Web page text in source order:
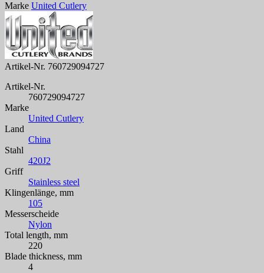
Marke United Cutlery
Artikel-Nr. 760729094727
Artikel-Nr.
760729094727
Marke
United Cutlery
Land
China
Stahl
420J2
Griff
Stainless steel
Klingenlänge, mm
105
Messerscheide
Nylon
Total length, mm
220
Blade thickness, mm
4